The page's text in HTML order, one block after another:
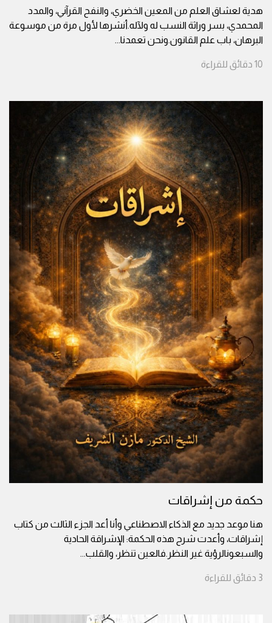
هدية لعشاق العلم من المعين الخضري، والنفح القرآني، والمدد
المحمدي، بسر وراثة النسب له ولآله.أنشرها لأول مرة من موسوعة
البرهان، باب علم القانون.ونحن تعمدنا...
10 دقائق للقراءة
حكمة من إشراقات
هنا موعد جديد مع الذكاء الاصطناعي وأنا أعد الجزء الثالث من كتاب
إشراقات، وأعدت شرح هذه الحكمة: الإشراقة الحادية
والسبعونالرؤية غير النظر.فالعين تنظر، والقلب...
3 دقائق للقراءة